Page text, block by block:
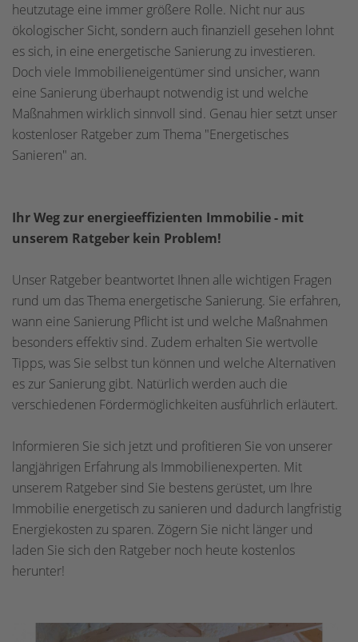
heutzutage eine immer größere Rolle. Nicht nur aus
ökologischer Sicht, sondern auch finanziell gesehen lohnt
es sich, in eine energetische Sanierung zu investieren.
Doch viele Immobilieneigentümer sind unsicher, wann
eine Sanierung überhaupt notwendig ist und welche
Maßnahmen wirklich sinnvoll sind. Genau hier setzt unser
kostenloser Ratgeber zum Thema "Energetisches
Sanieren" an.
Ihr Weg zur energieeffizienten Immobilie - mit
unserem Ratgeber kein Problem!
Unser Ratgeber beantwortet Ihnen alle wichtigen Fragen
rund um das Thema energetische Sanierung. Sie erfahren,
wann eine Sanierung Pflicht ist und welche Maßnahmen
besonders effektiv sind. Zudem erhalten Sie wertvolle
Tipps, was Sie selbst tun können und welche Alternativen
es zur Sanierung gibt. Natürlich werden auch die
verschiedenen Fördermöglichkeiten ausführlich erläutert.
Informieren Sie sich jetzt und profitieren Sie von unserer
langjährigen Erfahrung als Immobilienexperten. Mit
unserem Ratgeber sind Sie bestens gerüstet, um Ihre
Immobilie energetisch zu sanieren und dadurch langfristig
Energiekosten zu sparen. Zögern Sie nicht länger und
laden Sie sich den Ratgeber noch heute kostenlos
herunter!